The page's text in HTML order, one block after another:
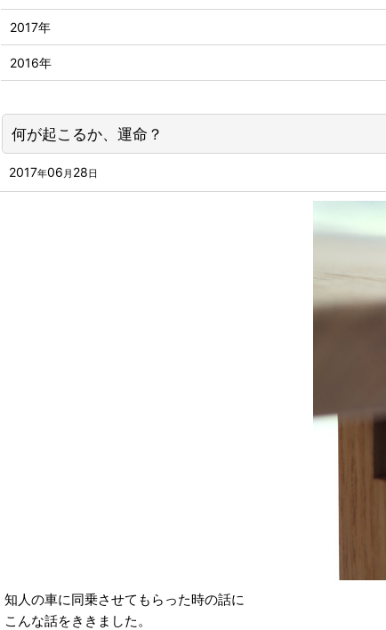
何が起こるか、運命？
2017年06 月 28日
知人の車に同乗させてもらった時の話に
こんな話をききました。
2017年
2016年